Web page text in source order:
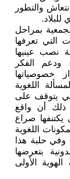
والتطور
للبلاد.
بمراحل
التي تعرفها
نصب عينيها
ودعم الفكر
خصوصياتها
اللغوية
يتوقف على
ذلك أن واقع
يكتنفها صراع
اللغوية
وفي حلبة هذا
بتعرضها
الأولى